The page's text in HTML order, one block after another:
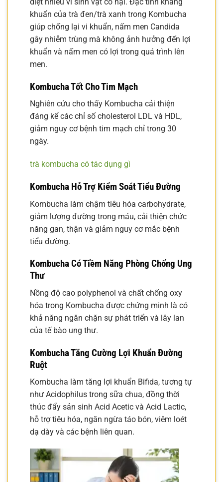
khuẩn của trà đen/trà xanh trong Kombucha
giúp chống lại vi khuẩn, nấm men Candida
gây nhiễm trùng mà không ảnh hưởng đến lợi
khuẩn và nấm men có lợi trong quá trình lên
men.
Kombucha Tốt Cho Tim Mạch
Nghiên cứu cho thấy Kombucha cải thiện
đáng kể các chỉ số cholesterol LDL và HDL,
giảm nguy cơ bệnh tim mạch chỉ trong 30
ngày.
trà kombucha có tác dụng gì
Kombucha Hỗ Trợ Kiểm Soát Tiểu Đường
Kombucha làm chậm tiêu hóa carbohydrate,
giảm lượng đường trong máu, cải thiện chức
năng gan, thận và giảm nguy cơ mắc bệnh
tiểu đường.
Kombucha Có Tiềm Năng Phòng Chống Ung
Thư
Nồng độ cao polyphenol và chất chống oxy
hóa trong Kombucha được chứng minh là có
khả năng ngăn chặn sự phát triển và lây lan
của tế bào ung thư.
Kombucha Tăng Cường Lợi Khuẩn Đường
Ruột
Kombucha làm tăng lợi khuẩn Bifida, tương tự
như Acidophilus trong sữa chua, đồng thời
thúc đẩy sản sinh Acid Acetic và Acid Lactic,
hỗ trợ tiêu hóa, ngăn ngừa táo bón, viêm loét
dạ dày và các bệnh liên quan.